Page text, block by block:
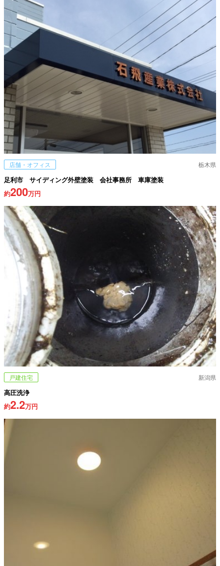
店舗・オフィス 栃木県
足利市 サイディング外壁塗装 会社事務所 車庫塗装
約200万円
戸建住宅 新潟県
高圧洗浄
約2.2万円